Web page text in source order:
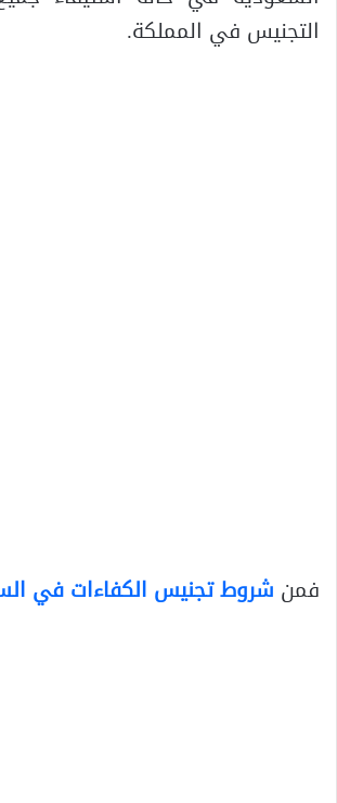
التجنيس في المملكة.
فمن شروط تجنيس الكفاءات في